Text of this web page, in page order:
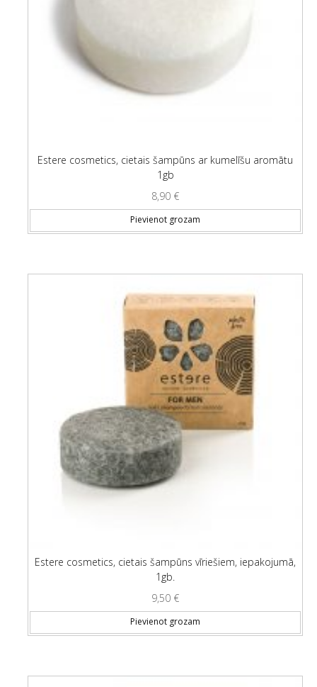
Estere cosmetics, cietais šampūns ar kumelīšu aromātu
1gb
8,90 €
Pievienot grozam
Estere cosmetics, cietais šampūns vīriešiem, iepakojumā,
1gb.
9,50 €
Pievienot grozam